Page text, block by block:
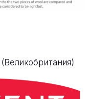
(Великобритания)